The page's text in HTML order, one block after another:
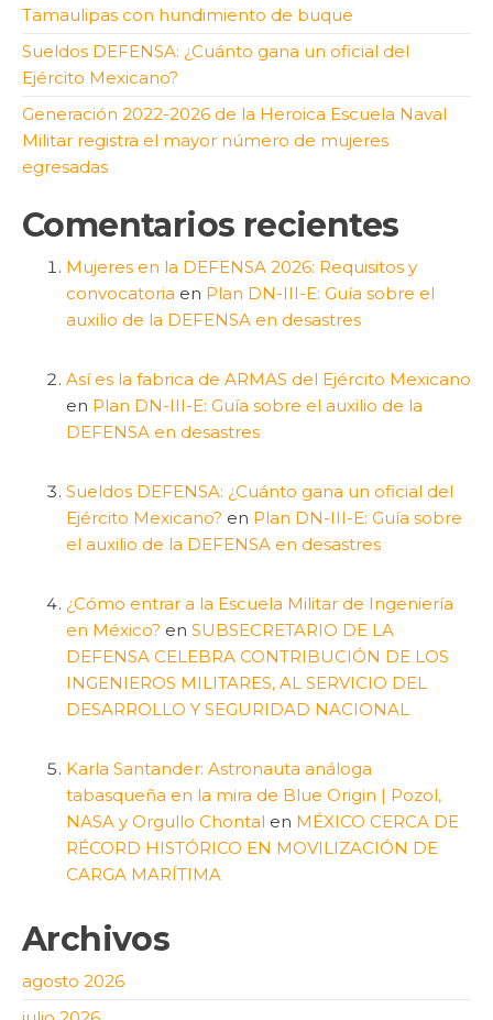
Tamaulipas con hundimiento de buque
Sueldos DEFENSA: ¿Cuánto gana un oficial del
Ejército Mexicano?
Generación 2022-2026 de la Heroica Escuela Naval
Militar registra el mayor número de mujeres
egresadas
Comentarios recientes
Mujeres en la DEFENSA 2026: Requisitos y
convocatoria en Plan DN-III-E: Guía sobre el
auxilio de la DEFENSA en desastres
Así es la fabrica de ARMAS del Ejército Mexicano
en Plan DN-III-E: Guía sobre el auxilio de la
DEFENSA en desastres
Sueldos DEFENSA: ¿Cuánto gana un oficial del
Ejército Mexicano? en Plan DN-III-E: Guía sobre
el auxilio de la DEFENSA en desastres
¿Cómo entrar a la Escuela Militar de Ingeniería
en México? en SUBSECRETARIO DE LA
DEFENSA CELEBRA CONTRIBUCIÓN DE LOS
INGENIEROS MILITARES, AL SERVICIO DEL
DESARROLLO Y SEGURIDAD NACIONAL
Karla Santander: Astronauta análoga
tabasqueña en la mira de Blue Origin | Pozol,
NASA y Orgullo Chontal en MÉXICO CERCA DE
RÉCORD HISTÓRICO EN MOVILIZACIÓN DE
CARGA MARÍTIMA
Archivos
agosto 2026